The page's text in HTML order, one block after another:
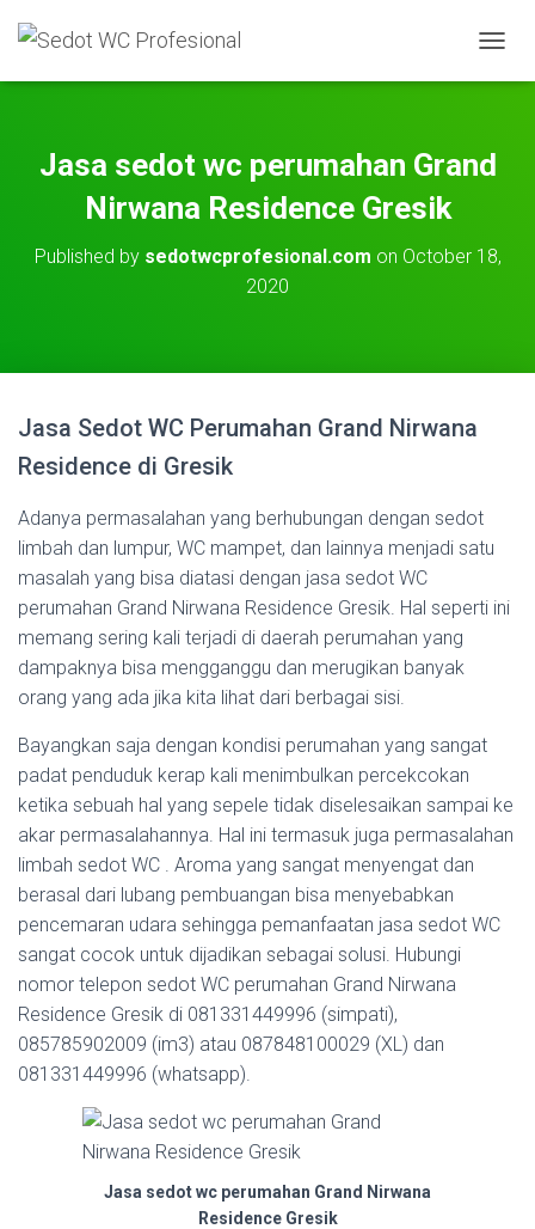
O
L
E
I
O
Jasa sedot wc perumahan Grand
Nirwana Residence Gresik
Published by sedotwcprofesional.com on October 18,
2020
Jasa Sedot WC Perumahan Grand Nirwana
Residence di Gresik
Adanya permasalahan yang berhubungan dengan sedot
limbah dan lumpur, WC mampet, dan lainnya menjadi satu
masalah yang bisa diatasi dengan jasa sedot WC
perumahan Grand Nirwana Residence Gresik. Hal seperti ini
memang sering kali terjadi di daerah perumahan yang
dampaknya bisa mengganggu dan merugikan banyak
orang yang ada jika kita lihat dari berbagai sisi.
Bayangkan saja dengan kondisi perumahan yang sangat
padat penduduk kerap kali menimbulkan percekcokan
ketika sebuah hal yang sepele tidak diselesaikan sampai ke
akar permasalahannya. Hal ini termasuk juga permasalahan
limbah sedot WC . Aroma yang sangat menyengat dan
berasal dari lubang pembuangan bisa menyebabkan
pencemaran udara sehingga pemanfaatan jasa sedot WC
sangat cocok untuk dijadikan sebagai solusi. Hubungi
nomor telepon sedot WC perumahan Grand Nirwana
Residence Gresik di 081331449996 (simpati),
085785902009 (im3) atau 087848100029 (XL) dan
081331449996 (whatsapp).
Jasa sedot wc perumahan Grand Nirwana
Residence Gresik